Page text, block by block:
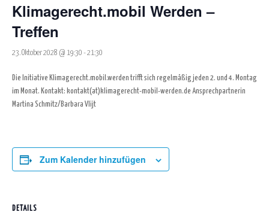
Klimagerecht.mobil Werden –
Treffen
23. Oktober 2028 @ 19:30 -21:30
Die Initiative Klimagerecht.mobil.werden trifft sich regelmäßig jeden 2. und 4. Montag
im Monat. Kontakt: kontakt(at)klimagerecht-mobil-werden.de Ansprechpartnerin
Martina Schmitz/Barbara Vlijt
Zum Kalender hinzufügen
DETAILS